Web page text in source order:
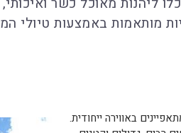
מותאמות באמצעות טיולי
באווירה ייחודית.